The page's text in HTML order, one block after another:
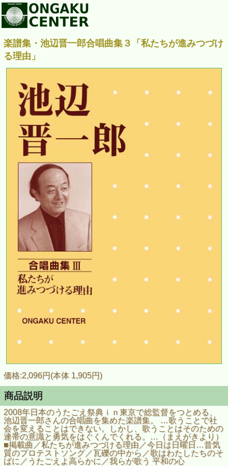
楽譜集・池辺晋一郎合唱曲集３「私たちが進みつづけ
る理由」
価格:2,096円(本体 1,905円)
商品説明
2008年日本のうたごえ祭典ｉｎ東京で総監督をつとめる、
池辺晋一郎さんの合唱曲を集めた楽譜集。 …歌うことで社
会を変えることはできない。しかし、歌うことはそのための
連帯の意識と勇気をはぐくんでくれる。…（まえがきより）
■掲載曲／私たちが進みつづける理由／今日は日曜日…昔気
質のプロテストソング／瓦礫の中から／歌はわたしたちのそ
ばに／うたごえよ高らかに／我らが歌う 平和の心